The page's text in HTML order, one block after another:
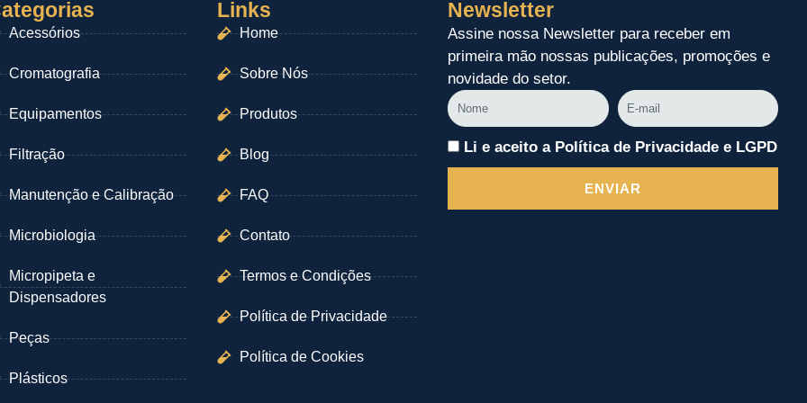
Acessórios
Cromatografia
Equipamentos
Filtração
Manutenção e Calibração
Microbiologia
Micropipeta e
Dispensadores
Peças
Plásticos
Links
Home
Sobre Nós
Produtos
Blog
FAQ
Contato
Termos e Condições
Política de Privacidade
Política de Cookies
Newsletter
Assine nossa Newsletter para receber em
primeira mão nossas publicações, promoções e
novidade do setor.
Nome
E-
mail
Li e aceito a Política de Privacidade e LGPD
ENVIAR